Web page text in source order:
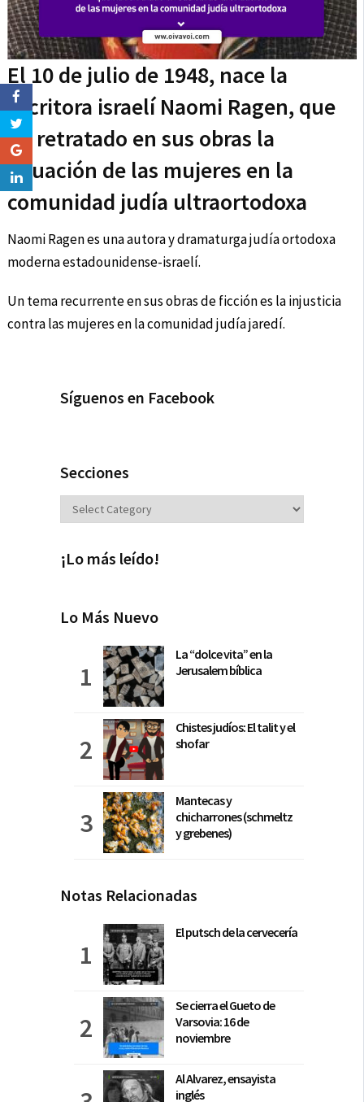
El 10 de julio de 1948, nace la
escritora israelí Naomi Ragen, que
ha retratado en sus obras la
situación de las mujeres en la
comunidad judía ultraortodoxa
Naomi Ragen es una autora y dramaturga judía ortodoxa
moderna estadounidense-israelí.
Un tema recurrente en sus obras de ficción es la injusticia
contra las mujeres en la comunidad judía jaredí.
Síguenos en Facebook
Secciones
Secciones
¡Lo más leído!
Lo Más Nuevo
La “dolce vita” en la
Jerusalem bíblica
Chistes judíos: El talit y el
shofar
Mantecas y
chicharrones (schmeltz
y grebenes)
Notas Relacionadas
El putsch de la cervecería
Se cierra el Gueto de
Varsovia: 16 de
noviembre
Al Alvarez, ensayista
inglés